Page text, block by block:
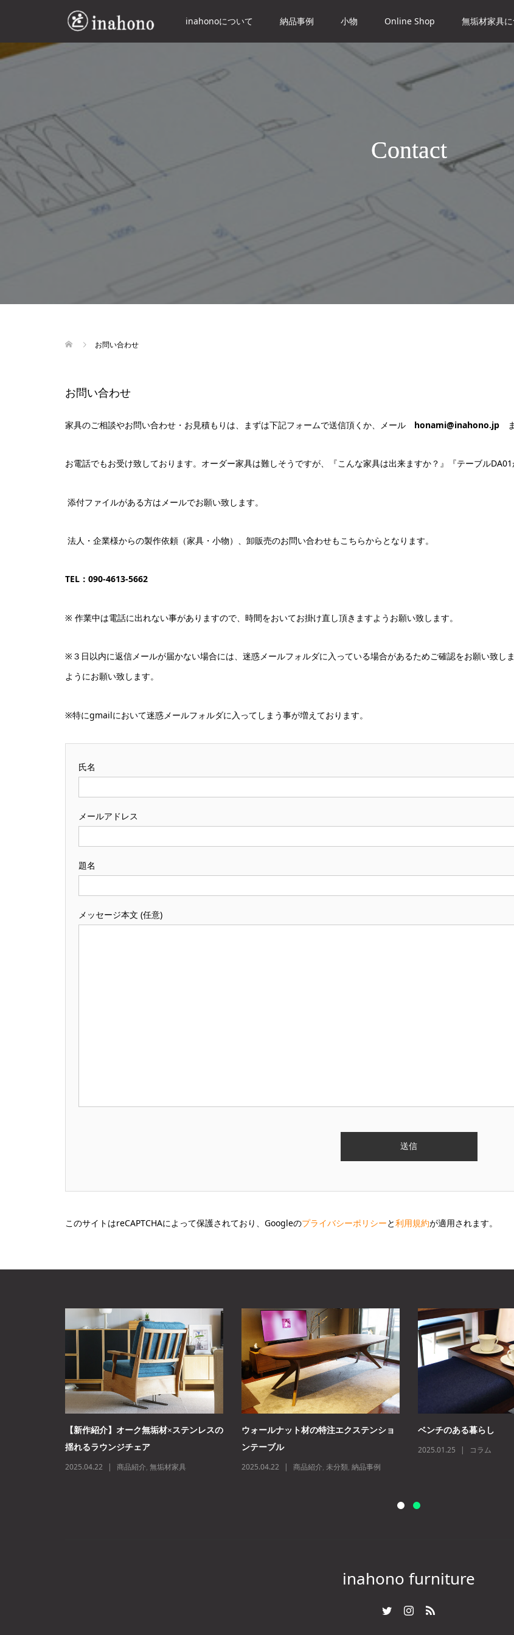
inahonoについて 納品事例 小物 Online Shop 無垢材家具
Contact
お問い合わせ
お問い合わせ
家具のご相談やお問い合わせ・お見積もりは、まずは下記フォームで送信頂くか、メール honami@inahono.jp
お電話でもお受け致しております。オーダー家具は難しそうですが、『こんな家具は出来ますか？』『テーブル
添付ファイルがある方はメールでお願い致します。
法人・企業様からの製作依頼（家具・小物）、卸販売のお問い合わせもこちらからとなります。
TEL：090-4613-5662
※ 作業中は電話に出れない事がありますので、時間をおいてお掛け直し頂きますようお願い致します。
※３日以内に返信メールが届かない場合には、迷惑メールフォルダに入っている場合があるためご確認をお願い致し
ようにお願い致します。
※特にgmailにおいて迷惑メールフォルダに入ってしまう事が増えております。
氏名
メールアドレス
題名
メッセージ本文 (任意)
このサイトはreCAPTCHAによって保護されており、Googleのプライバシーポリシーと利用規約が適用されます。
【新作紹介】オーク無垢材×ステンレスの
揺れるラウンジチェア
2025.04.22 商品紹介, 無垢材家具
ウォールナット材の特注エクステンショ
ンテーブル
2025.04.22 商品紹介, 未分類, 納品事例
ベンチのある暮らし
2025.01.25 コラム
inahono furniture